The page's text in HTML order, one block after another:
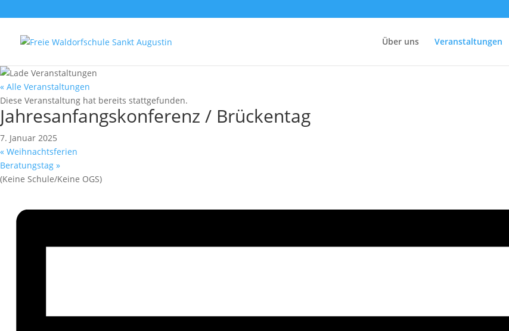
Über uns Veranstaltungen
« Alle Veranstaltungen
Diese Veranstaltung hat bereits stattgefunden.
Jahresanfangskonferenz / Brückentag
7. Januar 2025
« Weihnachtsferien
Beratungstag »
(Keine Schule/Keine OGS)